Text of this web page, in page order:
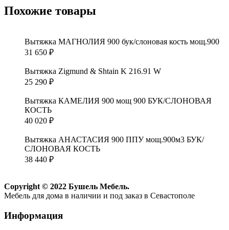
Похожие товары
Вытяжка МАГНОЛИЯ 900 бук/слоновая кость мощ.900
31 650 ₽
Вытяжка Zigmund & Shtain K 216.91 W
25 290 ₽
Вытяжка КАМЕЛИЯ 900 мощ 900 БУК/СЛОНОВАЯ
КОСТЬ
40 020 ₽
Вытяжка АНАСТАСИЯ 900 ППУ мощ.900м3 БУК/
СЛОНОВАЯ КОСТЬ
38 440 ₽
Copyright © 2022 Бушель Мебель.
Мебель для дома в наличии и под заказ в Севастополе
Информация